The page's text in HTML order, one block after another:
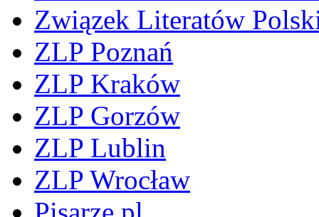
Związek Literatów
ZLP Poznań
ZLP Kraków
ZLP Gorzów
ZLP Lublin
ZLP Wrocław